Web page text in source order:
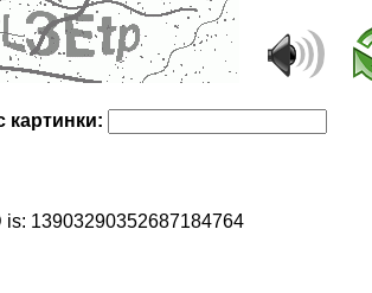
картинки:
is: 13903290352687184764